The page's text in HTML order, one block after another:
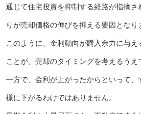
通じて住宅投資を抑制する経路が指摘さ
りが売却価格の伸びを抑える要因となり
このように、金利動向が購入余力に与え
ことが、売却のタイミングを考えるうえ
一方で、金利が上がったからといって、
様に下がるわけではありません。